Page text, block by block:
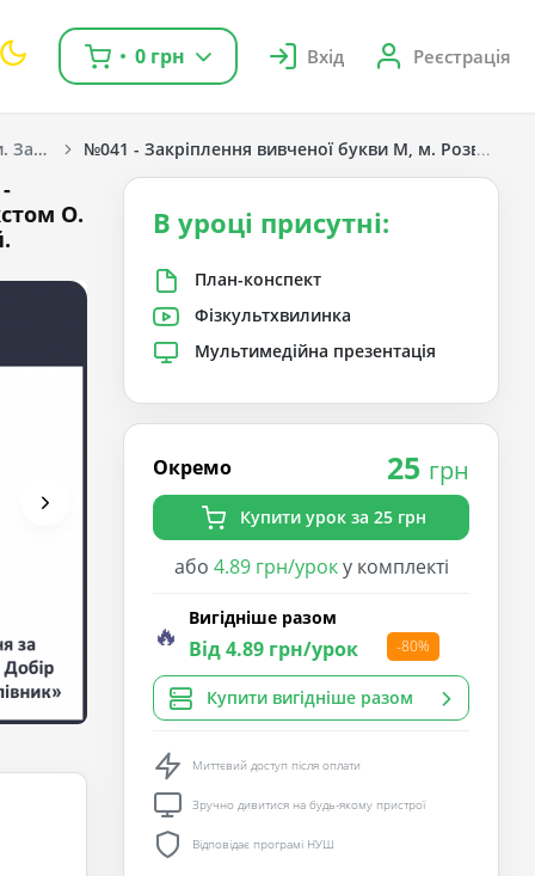
0 грн Вхід Реєстрація
Навчання грамоти. Захарійчук М. Д. 1 клас. [2018-2022] №041 - Закріплення вивченої букви М, м. Розвиток
О.
В уроці присутні:
План-конспект
Фізкультхвилинка
Мультимедійна презентація
Окремо 25 грн
Купити урок за 25 грн
або 4.89 грн/уроку комплекті
🔥 Вигідніше разом
Від 4.89 грн/урок -80%
Купити вигідніше разом
Миттєвий доступ після оплати
Зручно дивитися на будь-якому пристрої
Відповідає програмі НУШ